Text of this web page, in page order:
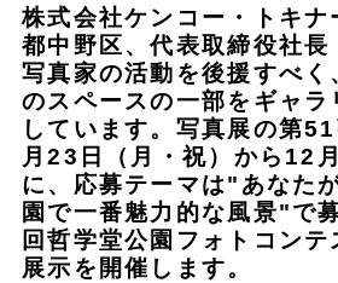
株式会社ケンコー・トキナ
都中野区、代表取締役社長
写真家の活動を後援すべく
のスペースの一部をギャラ
しています。写真展の第
月23日（月・祝）から12
に、応募テーマは"あなた
園で一番魅力的な風景"で
回哲学堂公園フォトコン
展示を開催します。